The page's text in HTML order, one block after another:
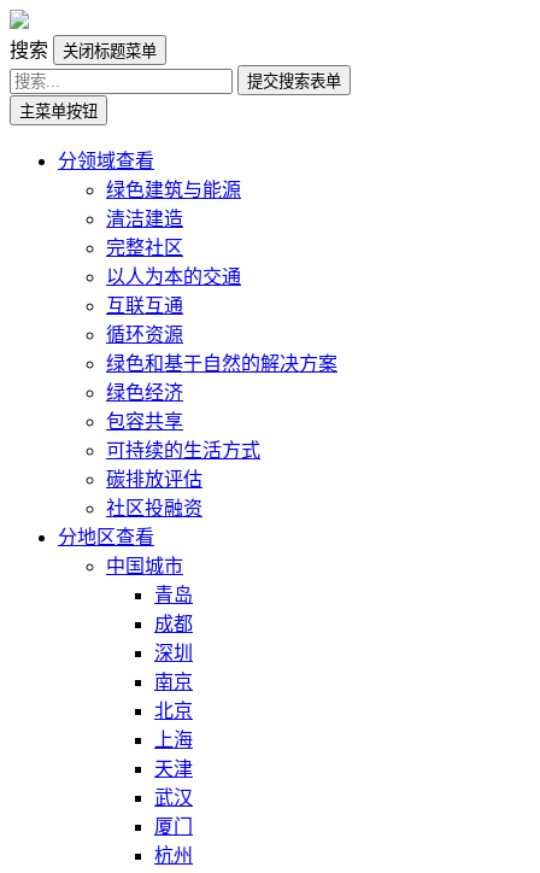
搜索
关闭标题菜单
提交搜索表单
主菜单按钮
分领域查看
绿色建筑与能源
清洁建造
完整社区
以人为本的交通
互联互通
循环资源
绿色和基于自然的解决方案
绿色经济
包容共享
可持续的生活方式
碳排放评估
社区投融资
分地区查看
中国城市
青岛
成都
深圳
南京
北京
上海
天津
武汉
厦门
杭州